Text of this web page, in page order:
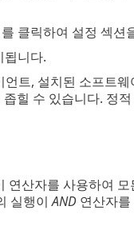
클릭하여 설정 섹션
됩니다.
트, 설치된 소프트웨
힐 수 있습니다. 정
산자를 사용하여
실행이AND연산자를